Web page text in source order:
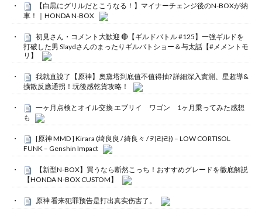
【白黒にグリルだとこうなる！】マイナーチェンジ後のN-BOXが納
車！｜HONDA N-BOX
初見さん・コメント大歓迎 🔴【ギルドバトル #125】一強ギルドを
打破した男 Slaydさんのまったりギルバトショー＆与太話【#メメントモ
リ】
我就直說了【原神】奧黛塔到底值不值得抽? 詳細深入實測、星超導&
擴散反應通拐！玩後感乾貨攻略！
一ヶ月点検とオイル交換 エブリイ ワゴン 1ヶ月乗ってみた感想
も
[原神 MMD ] Kirara (绮良良 / 綺良々 / 키라라) – LOW CORTISOL
FUNK – Genshin Impact
【新型N-BOX】買うなら断然こっち！おすすめグレードを徹底解説
【HONDA N-BOX CUSTOM】
原神 看来犯罪预告是打出真实伤害了。